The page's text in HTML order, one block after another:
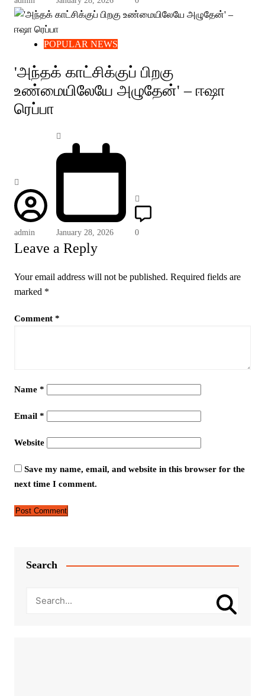
POPULAR NEWS
'அந்தக் காட்சிக்குப் பிறகு
உண்மையிலேயே அழுதேன்' – ஈஷா
ரெப்பா
admin January 28, 2026 0
Leave a Reply
Your email address will not be published. Required fields are
marked *
Comment *
Name *
Email *
Website
Save my name, email, and website in this browser for the
next time I comment.
Search